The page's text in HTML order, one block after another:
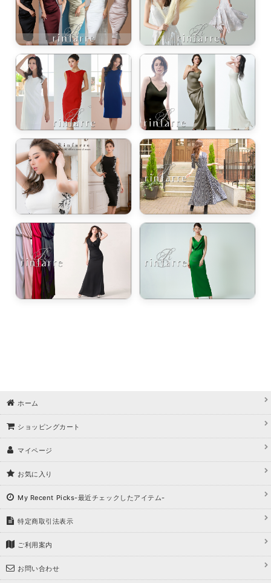
ホーム
ショッピングカート
マイページ
お気に入り
My Recent Picks-最近チェックしたアイテム-
特定商取引法表示
ご利用案内
お問い合わせ